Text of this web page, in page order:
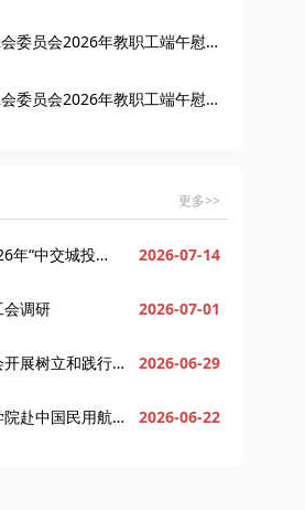
委员会2026年教职工端午慰
委员会2026年教职工端午慰
更多>>
年“中交城投
2026-07-14
会调研 2026-07-01
展树立和践行正
2026-06-29
赴中国民用航空
2026-06-22